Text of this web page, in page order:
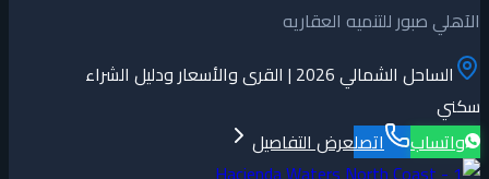
الآهلي صبور للتنميه العقاريه
الساحل الشمالي 2026 | القرى والأسعار ودليل الشراء
سكني
واتساب
اتصلعرض التفاصيل